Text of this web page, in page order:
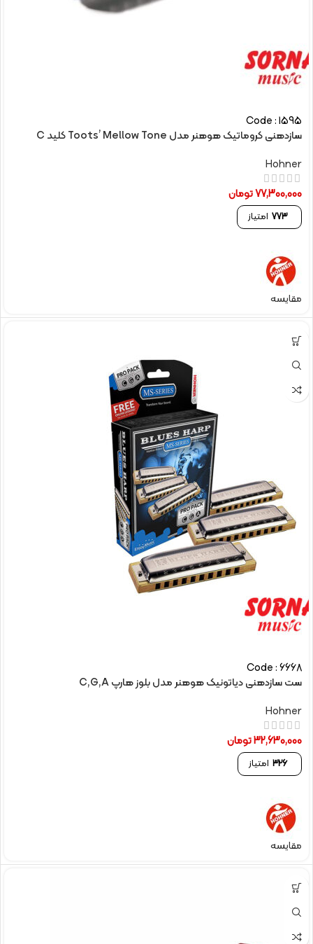
Code : 1595
سازدهنی کروماتیک هوهنر مدل Toots’ Mellow Tone کلید C
Hohner
77,300,000تومان
773 امتیاز
مقایسه
Code : 6668
ست سازدهنی دیاتونیک هوهنر مدل بلوز هارپ C,G,A
Hohner
32,630,000تومان
326 امتیاز
مقایسه